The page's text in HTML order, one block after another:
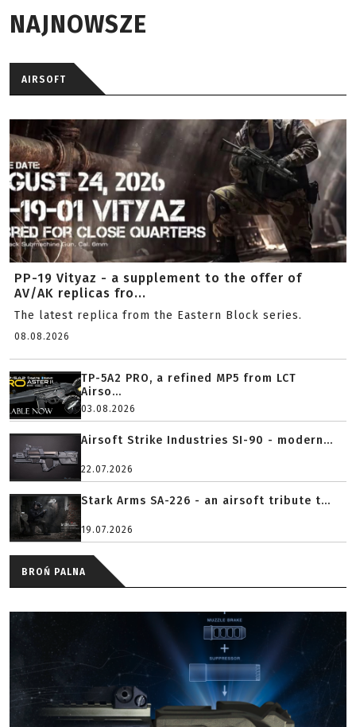
NAJNOWSZE
AIRSOFT
PP-19 Vityaz - a supplement to the offer of
AV/AK replicas fro...
The latest replica from the Eastern Block series.
08.08.2026
TP-5A2 PRO, a refined MP5 from LCT
Airso...
03.08.2026
Airsoft Strike Industries SI-90 - modern...
22.07.2026
Stark Arms SA-226 - an airsoft tribute t...
19.07.2026
BROŃ PALNA